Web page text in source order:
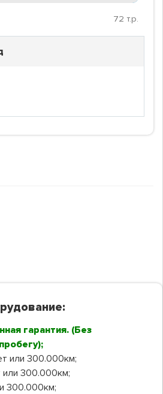
72 т.р.
гарантия. (Без
или 300.000км;
или 300.000км;
300.000км;